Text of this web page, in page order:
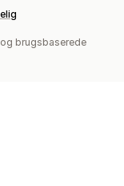
brugsbaserede